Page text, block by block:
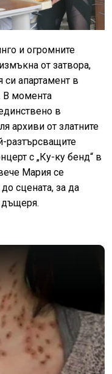
и огромните
от затвора,
апартамент в
В момента
в
архиви от златните
разтърсващите
с „Ку-ку бенд“ в
Мария се
сцената, за да
дъщеря.